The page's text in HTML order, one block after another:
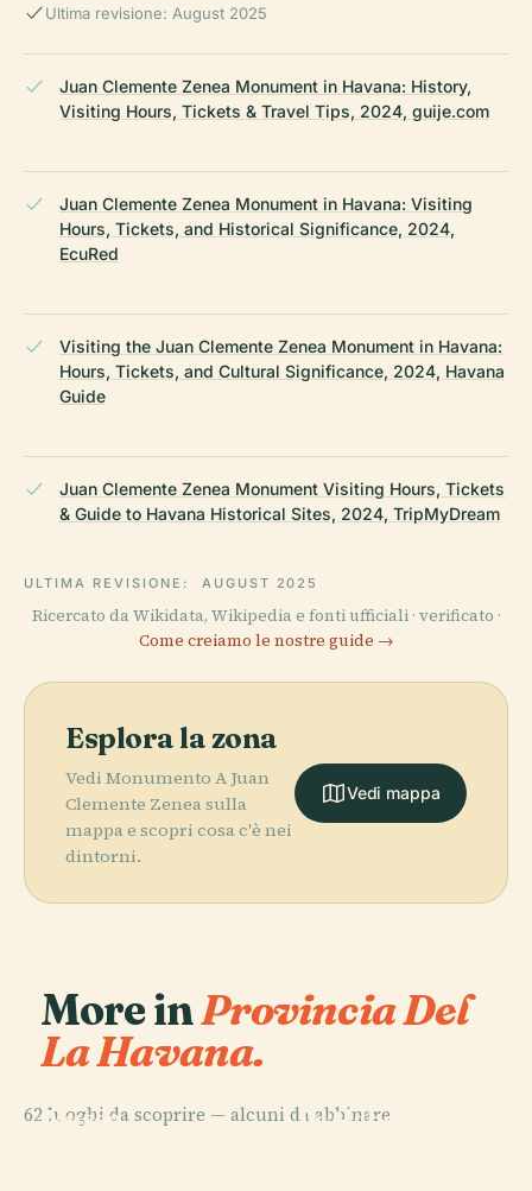
Ultima revisione: August 2025
Juan Clemente Zenea Monument in Havana: History,
Visiting Hours, Tickets & Travel Tips, 2024, guije.com
Juan Clemente Zenea Monument in Havana: Visiting
Hours, Tickets, and Historical Significance, 2024,
EcuRed
Visiting the Juan Clemente Zenea Monument in Havana:
Hours, Tickets, and Cultural Significance, 2024, Havana
Guide
Juan Clemente Zenea Monument Visiting Hours, Tickets
& Guide to Havana Historical Sites, 2024, TripMyDream
ULTIMA REVISIONE: AUGUST 2025
Ricercato da Wikidata, Wikipedia e fonti ufficiali · verificato ·
Come creiamo le nostre guide →
Esplora la zona
Vedi Monumento A Juan
Clemente Zenea sulla
mappa e scopri cosa c'è nei
dintorni.
Vedi mappa
More inProvincia Del
La Havana.
62 luoghi da scoprire — alcuni da abbinare.
PLACE
La Habana
Museo
PLACE